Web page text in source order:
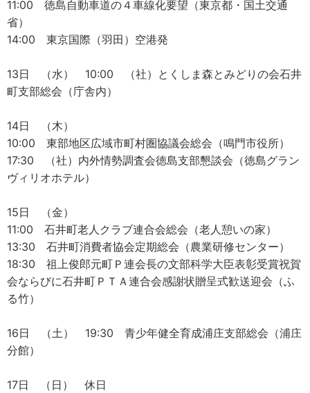
11:00 徳島自動車道の４車線化要望（東京都・国土交通
省）
14:00 東京国際（羽田）空港発
13日 （水） 10:00 （社）とくしま森とみどりの会石井
町支部総会（庁舎内）
14日 （木）
10:00 東部地区広域市町村圏協議会総会（鳴門市役所）
17:30 （社）内外情勢調査会徳島支部懇談会（徳島グラン
ヴィリオホテル）
15日 （金）
11:00 石井町老人クラブ連合会総会（老人憩いの家）
13:30 石井町消費者協会定期総会（農業研修センター）
18:30 祖上俊郎元町Ｐ連会長の文部科学大臣表彰受賞祝賀
会ならびに石井町ＰＴＡ連合会感謝状贈呈式歓送迎会（ふ
る竹）
16日 （土） 19:30 青少年健全育成浦庄支部総会（浦庄
分館）
17日 （日） 休日